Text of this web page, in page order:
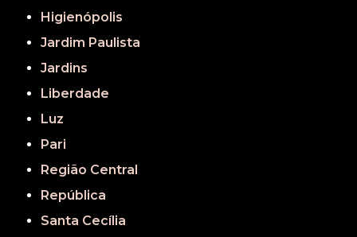
Higienópolis
Jardim Paulista
Jardins
Liberdade
Luz
Pari
Região Central
República
Santa Cecília